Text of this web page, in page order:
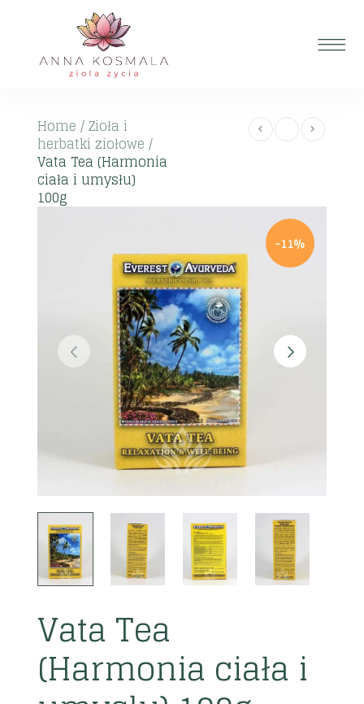
Home /Zioła i
herbatki ziołowe /
Vata Tea (Harmonia
ciała i umysłu)
100g
-11%
Vata Tea
(Harmonia ciała i